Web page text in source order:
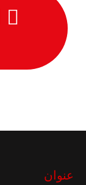
عنوان